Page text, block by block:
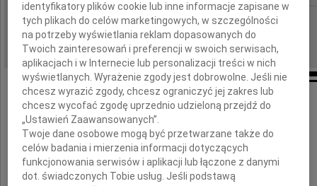
REGION: Warszawa
DATA EMISJI: 06.05.2010
Leszkowi Szuleckiemu
identyfikatory plików cookie lub inne informacje zapisane w
tych plikach do celów marketingowych, w szczególności
na potrzeby wyświetlania reklam dopasowanych do
Twoich zainteresowań i preferencji w swoich serwisach,
aplikacjach i w Internecie lub personalizacji treści w nich
wyświetlanych. Wyrażenie zgody jest dobrowolne. Jeśli nie
chcesz wyrazić zgody, chcesz ograniczyć jej zakres lub
chcesz wycofać zgodę uprzednio udzieloną przejdź do
„Ustawień Zaawansowanych”.
Twoje dane osobowe mogą być przetwarzane także do
celów badania i mierzenia informacji dotyczących
funkcjonowania serwisów i aplikacji lub łączone z danymi
dot. świadczonych Tobie usług. Jeśli podstawą